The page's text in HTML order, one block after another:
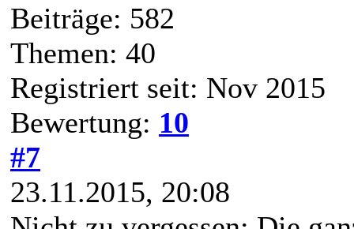
Beiträge: 582
Themen: 40
Registriert seit: Nov 2015
Bewertung: 10
#7
23.11.2015, 20:08